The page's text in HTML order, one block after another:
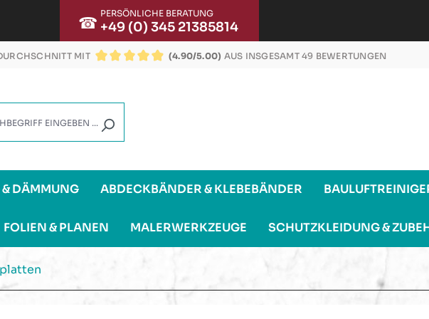
☎ PERSÖNLICHE BERATUNG
+49 (0) 345 21385814
MIT
(4.90/5.00) AUS INSGESAMT 49 BEWERTUNGEN
DÄMMUNG ABDECKBÄNDER & KLEBEBÄNDER
FOLIEN & PLANEN MALERWERKZEUGE SCHUTZKLEIDUNG &